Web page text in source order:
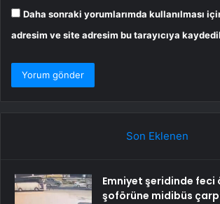
Daha sonraki yorumlarımda kullanılması
adresim ve site adresim bu tarayıcıya
Son Eklenen
Emniyet şeridinde feci
şoförüne midibüs